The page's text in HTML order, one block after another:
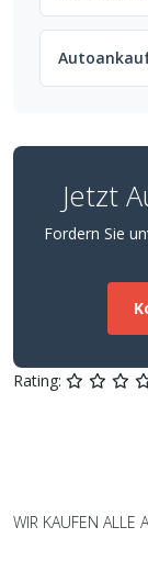
Jetzt
Fordern Sie
Rating:
WIR KAUFEN ALLE